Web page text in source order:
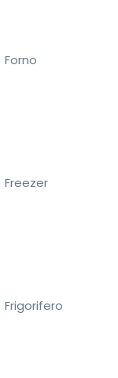
Forno
Freezer
Frigorifero